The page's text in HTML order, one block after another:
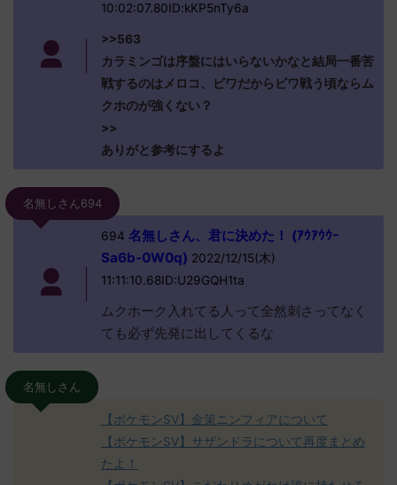
10:02:07.80ID:kKP5nTy6a
>>563
カラミンゴは序盤にはいらないかなと結局一番苦
戦するのはメロコ、ビワだからビワ戦う頃ならム
クホのが強くない？
>>
ありがと参考にするよ
名無しさん694
694 名無しさん、君に決めた！ (ｱｳｱｳｳｰ
Sa6b-0W0q) 2022/12/15(木)
11:11:10.68ID:U29GQH1ta
ムクホーク入れてる人って全然刺さってなく
ても必ず先発に出してくるな
名無しさん
【ポケモンSV】金策ニンフィアについて
【ポケモンSV】サザンドラについて再度まとめ
たよ！